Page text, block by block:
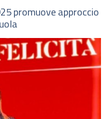
promuove approccio